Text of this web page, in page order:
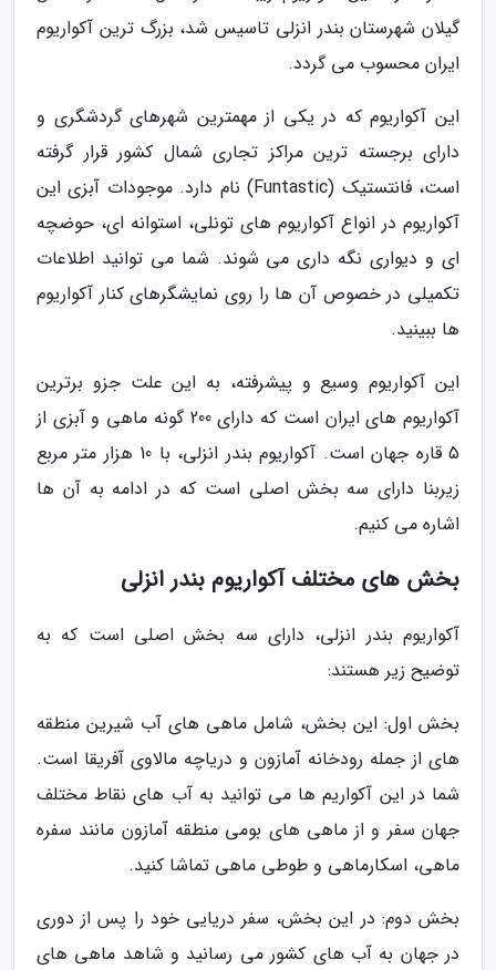
گیلان شهرستان بندر انزلی تاسیس شد، بزرگ ترین آکواریوم
ایران محسوب می گردد.
این آکواریوم که در یکی از مهمترین شهرهای گردشگری و
دارای برجسته ترین مراکز تجاری شمال کشور قرار گرفته
است، فانتستیک (Funtastic) نام دارد. موجودات آبزی این
آکواریوم در انواع آکواریوم های تونلی، استوانه ای، حوضچه
ای و دیواری نگه داری می شوند. شما می توانید اطلاعات
تکمیلی در خصوص آن ها را روی نمایشگرهای کنار آکواریوم
ها ببینید.
این آکواریوم وسیع و پیشرفته، به این علت جزو برترین
آکواریوم های ایران است که دارای 200 گونه ماهی و آبزی از
5 قاره جهان است. آکواریوم بندر انزلی، با 10 هزار متر مربع
زیربنا دارای سه بخش اصلی است که در ادامه به آن ها
اشاره می کنیم.
بخش های مختلف آکواریوم بندر انزلی
آکواریوم بندر انزلی، دارای سه بخش اصلی است که به
توضیح زیر هستند:
بخش اول: این بخش، شامل ماهی های آب شیرین منطقه
های از جمله رودخانه آمازون و دریاچه مالاوی آفریقا است.
شما در این آکواریم ها می توانید به آب های نقاط مختلف
جهان سفر و از ماهی های بومی منطقه آمازون مانند سفره
ماهی، اسکارماهی و طوطی ماهی تماشا کنید.
بخش دوم: در این بخش، سفر دریایی خود را پس از دوری
در جهان به آب های کشور می رسانید و شاهد ماهی های